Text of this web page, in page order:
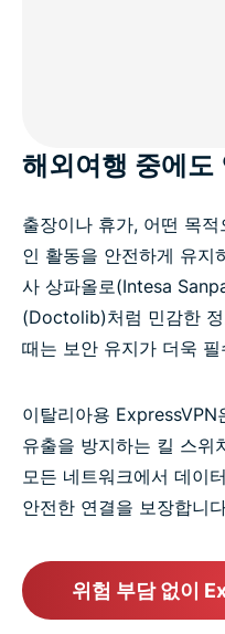
해외여행 중에도
출장이나 휴가, 어떤 목
인 활동을 안전하게 유지
사 상파올로(Intesa
(Doctolib)처럼 민감한
때는 보안 유지가 더욱 필
이탈리아용
유출을 방지하는 킬 스위
모든 네트워크에서 데이
안전한 연결을 보장합니
위험 부담 없이